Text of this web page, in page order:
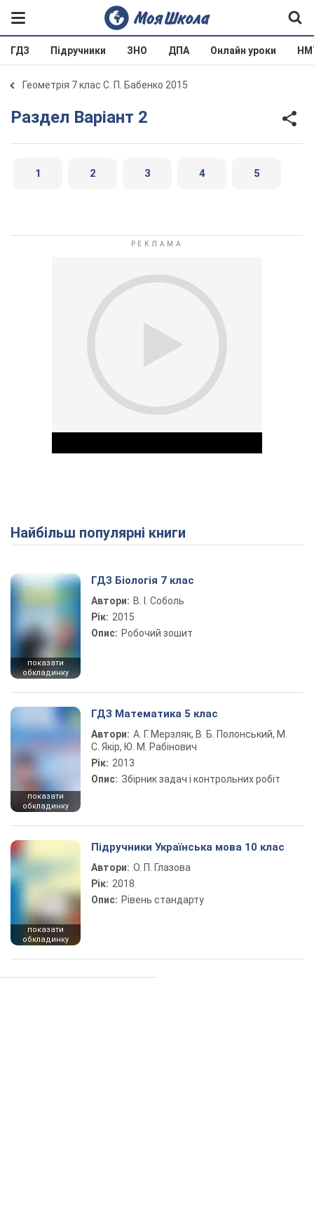
ГДЗ Підручники ЗНО ДПА Онлайн уроки
Геометрія 7 клас С. П. Бабенко 2015
Раздел Варіант 2
1 2 3 4 5
Play Video
Найбільш популярні книги
показати
обкладинку
ГДЗ Біологія 7 клас
Автори: В. І. Соболь
Рік: 2015
Опис: Робочий зошит
показати
обкладинку
ГДЗ Математика 5 клас
Автори: А. Г. Мерзляк, В. Б. Полонський, М.
С. Якір, Ю. М. Рабінович
Рік: 2013
Опис: Збірник задач і контрольних робіт
показати
обкладинку
Підручники Українська мова 10 клас
Автори: О. П. Глазова
Рік: 2018
Опис: Рівень стандарту